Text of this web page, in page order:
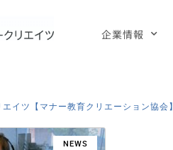
企業情報
イツ【マナー教育クリエーション協会】
NEWS